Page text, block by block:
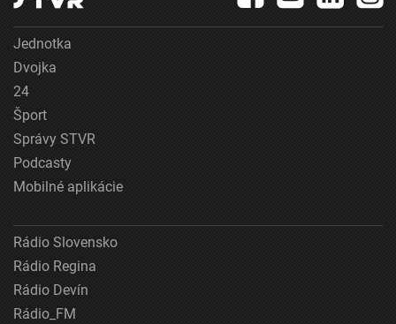
Jednotka
Dvojka
24
Šport
Správy STVR
Podcasty
Mobilné aplikácie
Rádio Slovensko
Rádio Regina
Rádio Devín
Rádio_FM